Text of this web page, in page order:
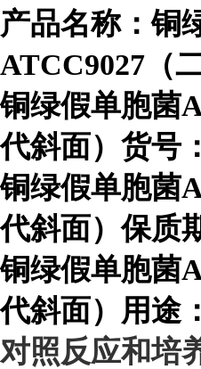
产品名称：铜
ATCC9027（
铜绿假单胞菌
代斜面）货号：
铜绿假单胞菌
代斜面）保质
铜绿假单胞菌
代斜面）用途：
对照反应和培